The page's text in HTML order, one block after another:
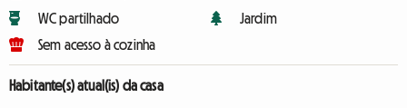
WC partilhado
Sem acesso à cozinha
Jardim
Habitante(s) atual(is) da casa